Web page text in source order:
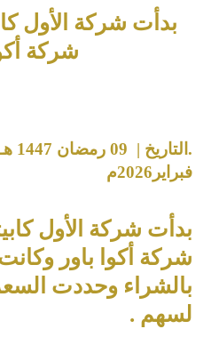
بدأت شركة الأول
شركة
فبراير2026م
بدأت شركة الأول
شركة أكوا باور
بالشراء وحددت
لسهم .